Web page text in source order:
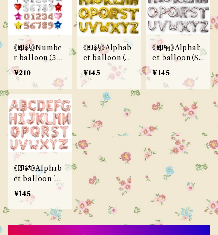
urban rabbit
yellow factory
bonaloi
bananaj
raker
kikimora
Roa
chouchou shasha
bonaloi
bananaj
butter cup
babar mignon
love plain
chouchou shasha
sera
《即納》Numbe
r balloon（３c
olor）
¥210
《即納》Alphab
et balloon（G
OLD）
¥145
《即納》Alphab
et balloon（SI
LVER）
¥145
《即納》Alphab
et balloon（Ro
se GOLD）
¥145